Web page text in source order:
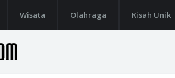
Wisata Olahraga Kisah Unik